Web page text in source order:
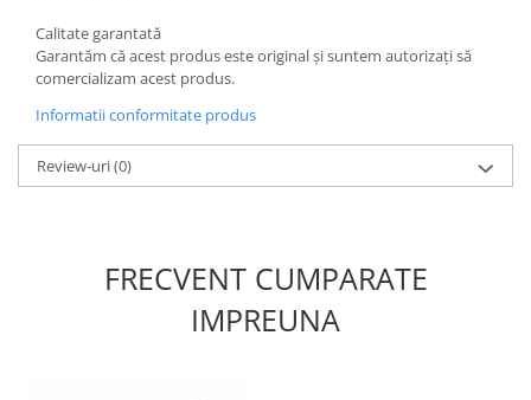
Calitate garantată
Garantăm că acest produs este original și suntem autorizați să
comercializam acest produs.
Informatii conformitate produs
Review-uri(0)
FRECVENT CUMPARATE
IMPREUNA